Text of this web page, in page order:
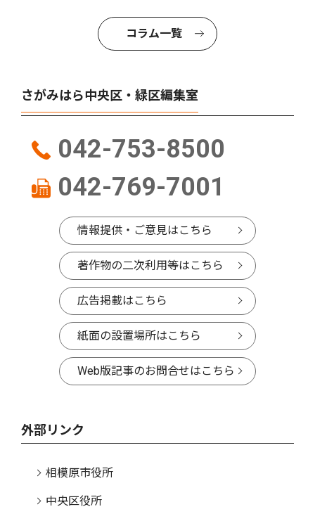
コラム一覧
さがみはら中央区・緑区編集室
042-753-8500
042-769-7001
情報提供・ご意見はこちら
著作物の二次利用等はこちら
広告掲載はこちら
紙面の設置場所はこちら
Web版記事のお問合せはこちら
外部リンク
相模原市役所
中央区役所